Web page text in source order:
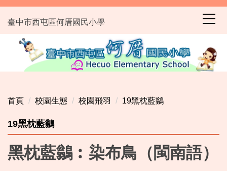
跳
到
主
臺中市西屯區何厝國民小學
首頁 校園生態 校園飛羽 19黑枕藍鶲
19黑枕藍鶲
黑枕藍鶲︰染布鳥（閩南語）